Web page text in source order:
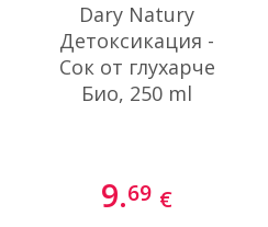
Dary Natury
Детоксикация -
Сок от глухарче
Био, 250 ml
9.69 €